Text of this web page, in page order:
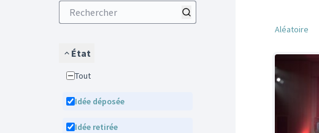
État
Tout
Idée déposée
Idée retirée
Aléatoire